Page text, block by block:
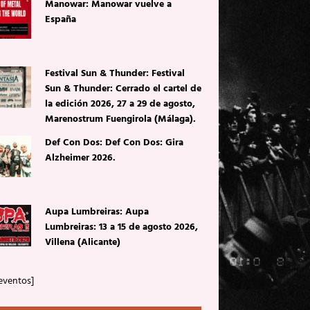
Manowar: Manowar vuelve a
España
Festival Sun & Thunder: Festival
Sun & Thunder: Cerrado el cartel de
la edición 2026, 27 a 29 de agosto,
Marenostrum Fuengirola (Málaga).
Def Con Dos: Def Con Dos: Gira
Alzheimer 2026.
Aupa Lumbreiras: Aupa
Lumbreiras: 13 a 15 de agosto 2026,
Villena (Alicante)